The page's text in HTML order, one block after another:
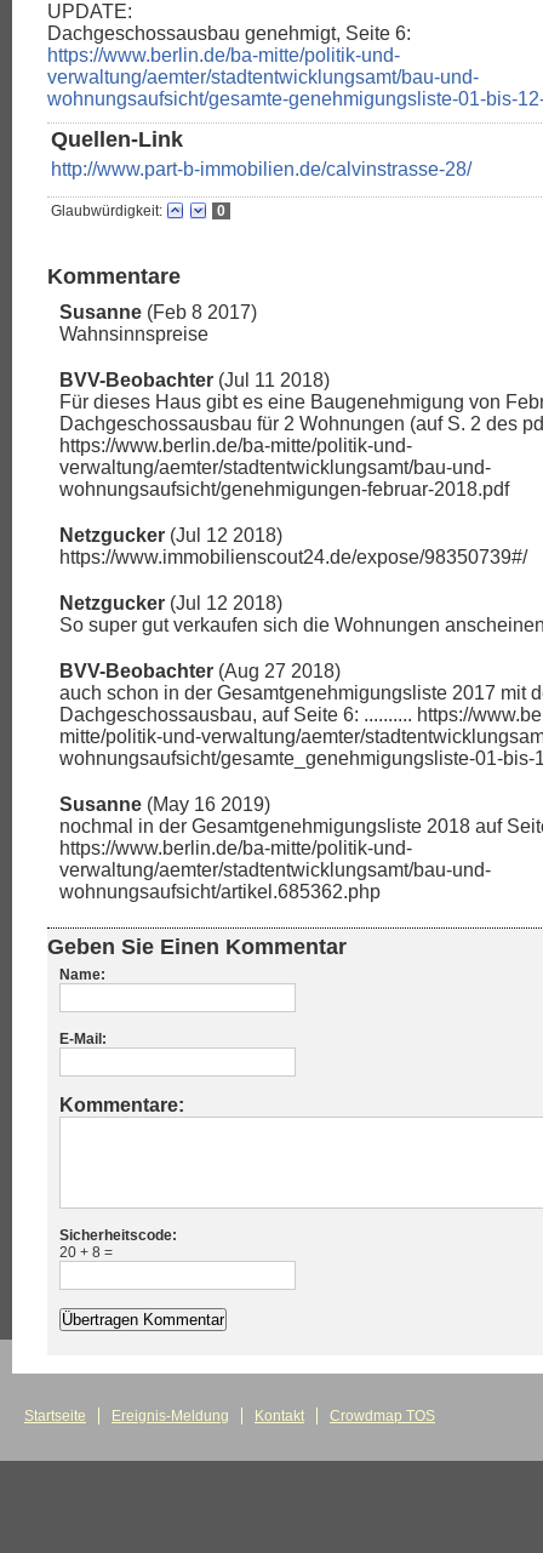
UPDATE:
Dachgeschossausbau genehmigt, Seite 6:
https://www.berlin.de/ba-mitte/politik-und-
verwaltung/aemter/stadtentwicklungsamt/bau-und-
wohnungsaufsicht/gesamte-genehmigungsliste-01-bis-
Quellen-Link
http://www.part-b-immobilien.de/calvinstrasse-28/
Glaubwürdigkeit: 0
Kommentare
Susanne (Feb 8 2017)
Wahnsinnspreise
BVV-Beobachter (Jul 11 2018)
Für dieses Haus gibt es eine Baugenehmigung von
Dachgeschossausbau für 2 Wohnungen (auf S. 2 des
https://www.berlin.de/ba-mitte/politik-und-
verwaltung/aemter/stadtentwicklungsamt/bau-und-
wohnungsaufsicht/genehmigungen-februar-2018.pdf
Netzgucker (Jul 12 2018)
https://www.immobilienscout24.de/expose/98350739#/
Netzgucker (Jul 12 2018)
So super gut verkaufen sich die Wohnungen
BVV-Beobachter (Aug 27 2018)
auch schon in der Gesamtgenehmigungsliste 2017 mit
Dachgeschossausbau, auf Seite 6: .......... https://
mitte/politik-und-verwaltung/aemter/
wohnungsaufsicht/gesamte_genehmigungsliste-01-bis-
Susanne (May 16 2019)
nochmal in der Gesamtgenehmigungsliste 2018 auf
https://www.berlin.de/ba-mitte/politik-und-
verwaltung/aemter/stadtentwicklungsamt/bau-und-
wohnungsaufsicht/artikel.685362.php
Geben Sie Einen Kommentar
Name:
E-Mail:
Kommentare:
Sicherheitscode:
20 + 8 =
Startseite Ereignis-Meldung Kontakt Crowdmap TOS